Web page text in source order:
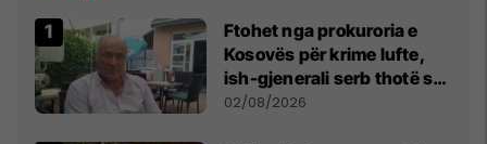
Ftohet nga prokuroria e
Kosovës për krime lufte,
ish-gjenerali serb thotë se
dikush e tradhtoi në
02/08/2026